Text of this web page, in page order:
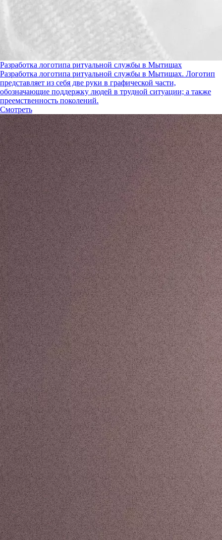
Разработка логотипа ритуальной службы в Мытищах
Разработка логотипа ритуальной службы в Мытищах. Логотип
представляет из себя две руки в графической части,
обозначающие поддержку людей в трудной ситуации; а также
преемственность поколений.
Смотреть